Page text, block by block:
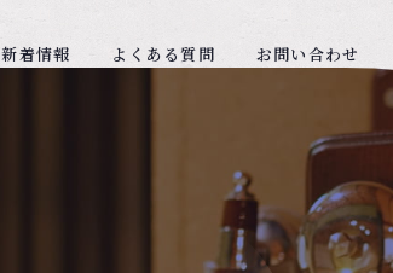
新着情報 よくある質問 お問い合わせ